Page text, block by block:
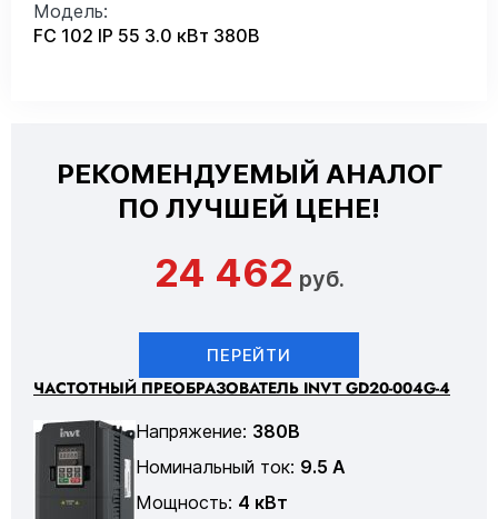
Модель:
FC 102 IP 55 3.0 кВт 380В
РЕКОМЕНДУЕМЫЙ АНАЛОГ
ПО ЛУЧШЕЙ ЦЕНЕ!
24 462 руб.
ПЕРЕЙТИ
ЧАСТОТНЫЙ ПРЕОБРАЗОВАТЕЛЬ INVT GD20-004G-4
Напряжение: 380В
Номинальный ток: 9.5 А
Мощность: 4 кВт